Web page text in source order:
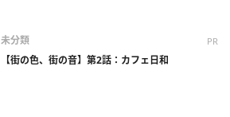
未分類 PR
【街の色、街の音】第2話：カフェ日和